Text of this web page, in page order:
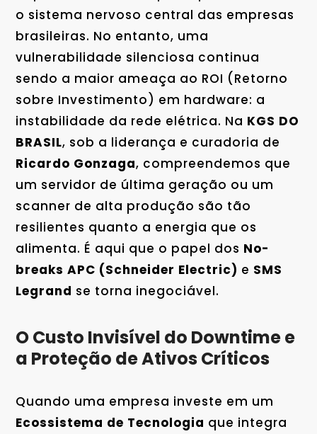
o sistema nervoso central das empresas
brasileiras. No entanto, uma
vulnerabilidade silenciosa continua
sendo a maior ameaça ao ROI (Retorno
sobre Investimento) em hardware: a
instabilidade da rede elétrica. Na KGS DO
BRASIL, sob a liderança e curadoria de
Ricardo Gonzaga, compreendemos que
um servidor de última geração ou um
scanner de alta produção são tão
resilientes quanto a energia que os
alimenta. É aqui que o papel dos No-
breaks APC (Schneider Electric) e SMS
Legrand se torna inegociável.
O Custo Invisível do Downtime e
a Proteção de Ativos Críticos
Quando uma empresa investe em um
Ecossistema de Tecnologia que integra